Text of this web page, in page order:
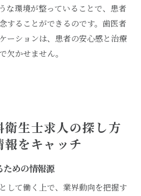
な環境が整っていることで、患者
することができるのです。歯医者
ーションは、患者の安心感と治療
欠かせません。
生士求人の探し方
をキャッチ
ための情報源
して働く上で、業界動向を把握す